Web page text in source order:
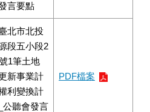
言要點
北市北投
段五小段2
1筆土地
新事業計
利變換計
公聽會發言
PDF檔案